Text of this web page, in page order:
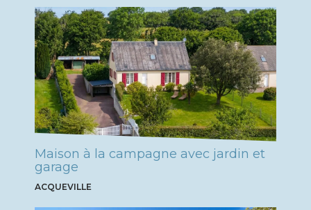
Maison à la campagne avec jardin et
garage
ACQUEVILLE